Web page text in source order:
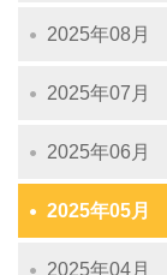
2025年08月
2025年07月
2025年06月
2025年05月
2025年04月